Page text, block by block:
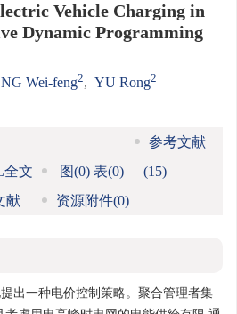
Vehicle Charging in
Dynamic Programming
Wei-feng2, YU Rong2
全文 图(0) 表(0)
参考文献
(15)
献 资源附件(0)
出一种电价控制策略。聚合管理者集